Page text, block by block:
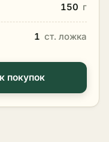
150 г
1 ст. ложка
покупок